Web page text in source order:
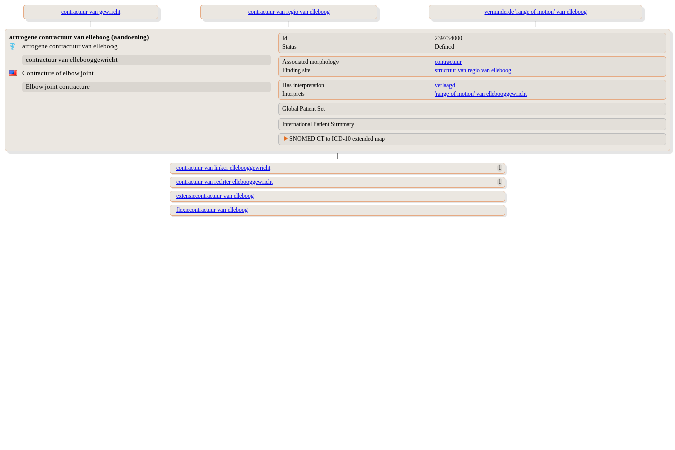
contractuur van gewricht contractuur van regio van elleboog
verminderde 'range of motion' van elleboog
|
| |
artrogene contractuur van elleboog (aandoening)
artrogene contractuur van elleboog
contractuur van ellebooggewricht
Contracture of elbow joint
Elbow joint contracture
Id
239734000
Status
Defined
Associated morphology
contractuur
Finding site
structuur van regio van elleboog
Has interpretation
verlaagd
Interprets
'range of motion' van ellebooggewricht
Global Patient Set
International Patient Summary
SNOMED CT to ICD-10 extended map
|
contractuur van linker ellebooggewricht
1
contractuur van rechter ellebooggewricht
1
extensiecontractuur van elleboog
flexiecontractuur van elleboog